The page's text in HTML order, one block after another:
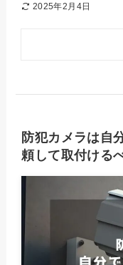
2025年2月4日
防犯カメラは自
頼して取付ける